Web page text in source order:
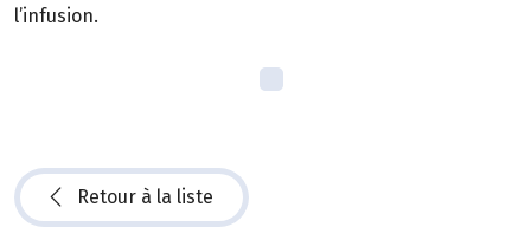
l’infusion.
Retour à la liste